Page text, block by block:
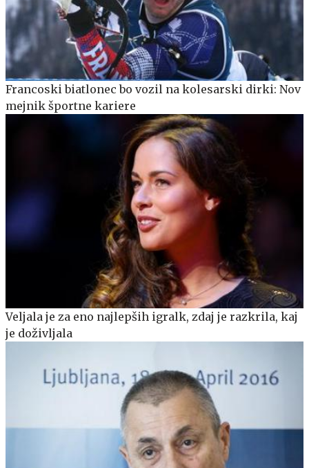
Francoski biatlonec bo vozil na kolesarski dirki: Nov
mejnik športne kariere
Veljala je za eno najlepših igralk, zdaj je razkrila, kaj
je doživljala